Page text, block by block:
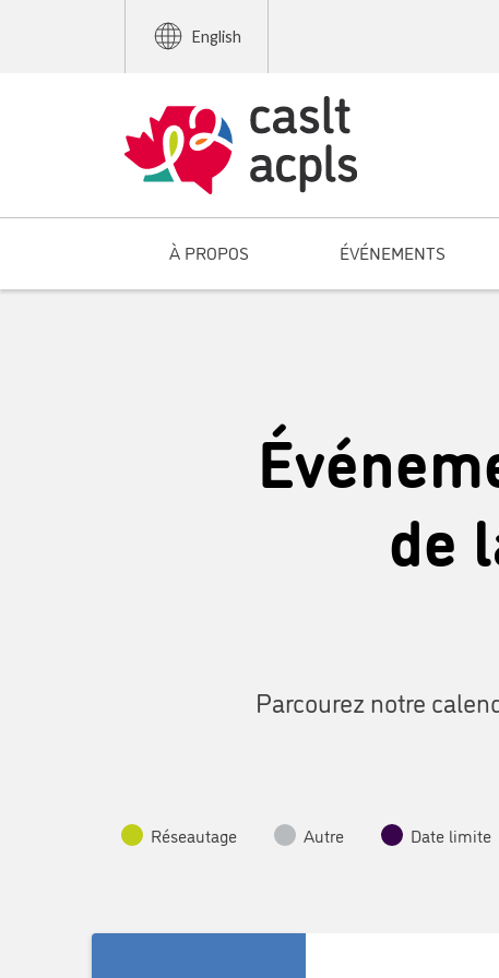
English
À PROPOS ÉVÉNEMENTS
de
Parcourez notre
Réseautage Autre Date limite